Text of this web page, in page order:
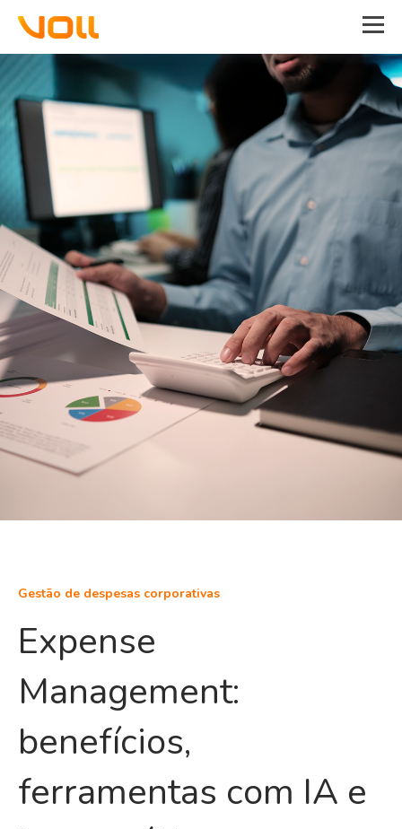
Gestão de despesas corporativas
Expense
Management:
benefícios,
ferramentas com IA e